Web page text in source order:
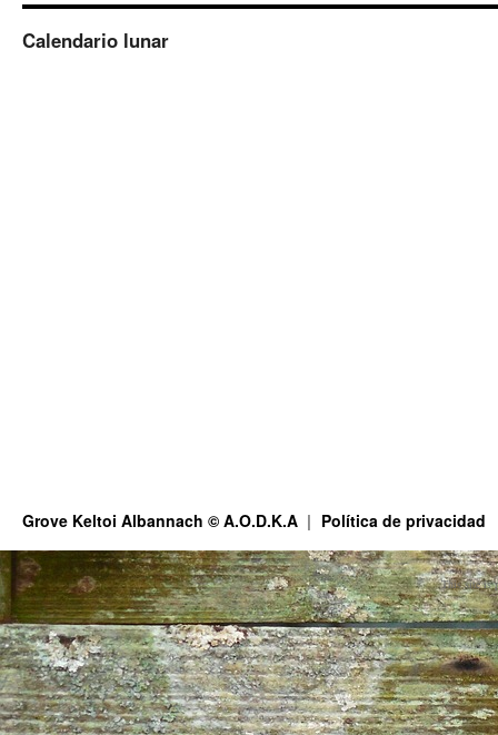
Calendario lunar
Grove Keltoi Albannach © A.O.D.K.A Política de privacidad
This site is